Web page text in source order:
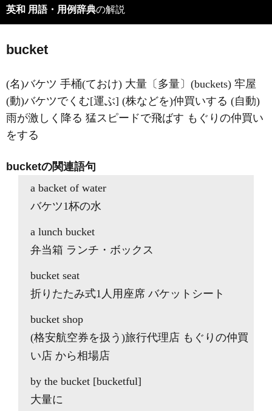
英和 用語・用例辞典の解説
bucket
(名)バケツ 手桶(ておけ) 大量〔多量〕(buckets) 牢屋
(動)バケツでくむ[運ぶ] (株などを)仲買いする (自動)
雨が激しく降る 猛スピードで飛ばす もぐりの仲買い
をする
bucketの関連語句
a backet of water
バケツ1杯の水
a lunch bucket
弁当箱 ランチ・ボックス
bucket seat
折りたたみ式1人用座席 バケットシート
bucket shop
(格安航空券を扱う)旅行代理店 もぐりの仲買
い店 から相場店
by the bucket [bucketful]
大量に